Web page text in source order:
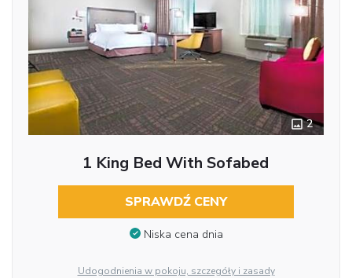
2
1 King Bed With Sofabed
SPRAWDŹ CENY
Niska cena dnia
Udogodnienia w pokoju, szczegóły i zasady